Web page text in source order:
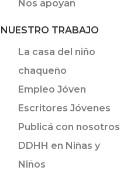
Nos apoyan
NUESTRO TRABAJO
La casa del niño
chaqueño
Empleo Jóven
Escritores Jóvenes
Publicá con nosotros
DDHH en Niñas y
Niños